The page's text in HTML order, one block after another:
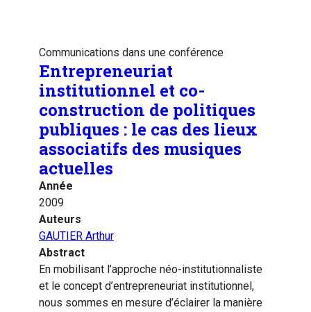
Communications dans une conférence
Entrepreneuriat
institutionnel et co-
construction de politiques
publiques : le cas des lieux
associatifs des musiques
actuelles
Année
2009
Auteurs
GAUTIER Arthur
Abstract
En mobilisant l’approche néo-institutionnaliste
et le concept d’entrepreneuriat institutionnel,
nous sommes en mesure d’éclairer la manière